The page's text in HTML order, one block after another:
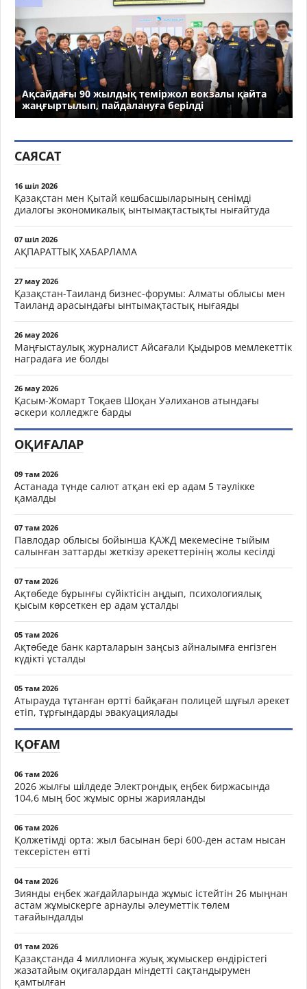
Ақсайдағы 90 жылдық теміржол вокзалы қайта
жаңғыртылып, пайдалануға берілді
САЯСАТ
16 шіл 2026
Қазақстан мен Қытай көшбасшыларының сенімді
диалогы экономикалық ынтымақтастықты нығайтуда
07 шіл 2026
АҚПАРАТТЫҚ ХАБАРЛАМА
27 мау 2026
Қазақстан-Таиланд бизнес-форумы: Алматы облысы мен
Таиланд арасындағы ынтымақтастық нығаяды
26 мау 2026
Маңғыстаулық журналист Айсағали Қыдыров мемлекеттік
наградаға ие болды
26 мау 2026
Қасым-Жомарт Тоқаев Шоқан Уәлиханов атындағы
әскери колледжге барды
ОҚИҒАЛАР
09 там 2026
Астанада түнде салют атқан екі ер адам 5 тәулікке
қамалды
07 там 2026
Павлодар облысы бойынша ҚАЖД мекемесіне тыйым
салынған заттарды жеткізу әрекеттерінің жолы кесілді
07 там 2026
Ақтөбеде бұрынғы сүйіктісін аңдып, психологиялық
қысым көрсеткен ер адам ұсталды
05 там 2026
Ақтөбеде банк карталарын заңсыз айналымға енгізген
күдікті ұсталды
05 там 2026
Атырауда тұтанған өртті байқаған полицей шұғыл әрекет
етіп, тұрғындарды эвакуациялады
ҚОҒАМ
06 там 2026
2026 жылғы шілдеде Электрондық еңбек биржасында
104,6 мың бос жұмыс орны жарияланды
06 там 2026
Қолжетімді орта: жыл басынан бері 600-ден астам нысан
тексерістен өтті
04 там 2026
Зиянды еңбек жағдайларында жұмыс істейтін 26 мыңнан
астам жұмыскерге арнаулы әлеуметтік төлем
тағайындалды
01 там 2026
Қазақстанда 4 миллионға жуық жұмыскер өндірістегі
жазатайым оқиғалардан міндетті сақтандырумен
қамтылған